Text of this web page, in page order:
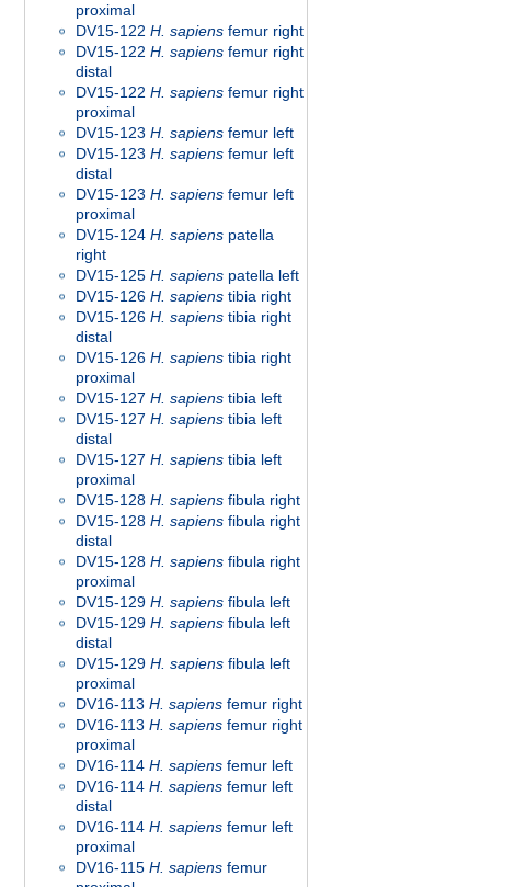
proximal
DV15-122 H. sapiens femur right
DV15-122 H. sapiens femur right
distal
DV15-122 H. sapiens femur right
proximal
DV15-123 H. sapiens femur left
DV15-123 H. sapiens femur left
distal
DV15-123 H. sapiens femur left
proximal
DV15-124 H. sapiens patella
right
DV15-125 H. sapiens patella left
DV15-126 H. sapiens tibia right
DV15-126 H. sapiens tibia right
distal
DV15-126 H. sapiens tibia right
proximal
DV15-127 H. sapiens tibia left
DV15-127 H. sapiens tibia left
distal
DV15-127 H. sapiens tibia left
proximal
DV15-128 H. sapiens fibula right
DV15-128 H. sapiens fibula right
distal
DV15-128 H. sapiens fibula right
proximal
DV15-129 H. sapiens fibula left
DV15-129 H. sapiens fibula left
distal
DV15-129 H. sapiens fibula left
proximal
DV16-113 H. sapiens femur right
DV16-113 H. sapiens femur right
proximal
DV16-114 H. sapiens femur left
DV16-114 H. sapiens femur left
distal
DV16-114 H. sapiens femur left
proximal
DV16-115 H. sapiens femur